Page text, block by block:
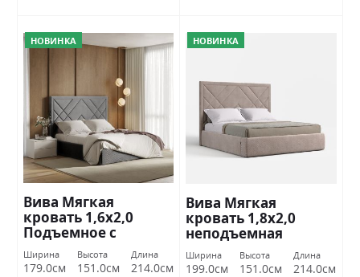
НОВИНКА
Вива Мягкая
кровать 1,6х2,0
Подъемное с
каркасом Міромарк
Ширина
179.0см
Высота
151.0см
Длина
214.0см
НОВИНКА
Вива Мягкая
кровать 1,8х2,0
неподъемная
Миромарк
Ширина
199.0см
Высота
151.0см
Длина
214.0см